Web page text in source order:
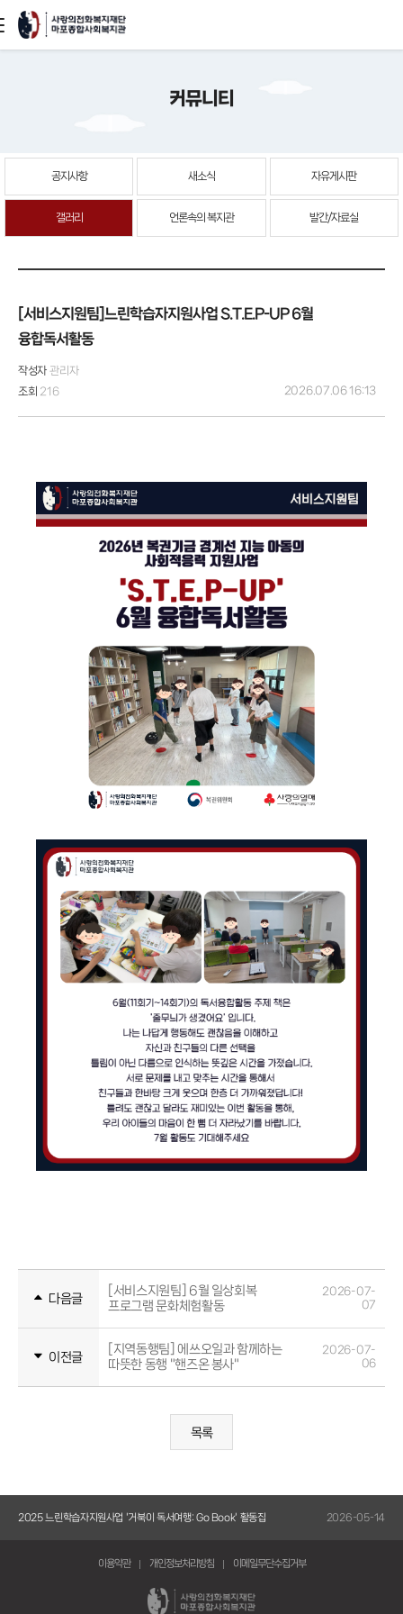
본문
커뮤니티
공지사항 새소식 자유게시판
갤러리 언론속의 복지관 발간/자료실
[서비스지원팀]느린학습자지원사업 S.T.E.P-UP 6월
융합독서활동
2026.07.06 16:13
작성자 관리자
조회 216
다음글
[서비스지원팀] 6월 일상회복
프로그램 문화체험활동
2026-07-
07
이전글
[지역동행팀] 에쓰오일과 함께하는
따뜻한 동행 "핸즈온 봉사"
2026-07-
06
목록
이용약관 개인정보처리방침 이메일무단수집거부
2025 느린학습자지원사업 '거북이 독서여행: Go Book' 활동집 2026-05-14